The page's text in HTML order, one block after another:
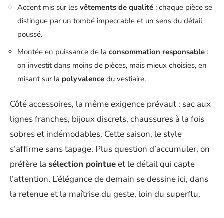
Accent mis sur les vêtements de qualité : chaque pièce se
distingue par un tombé impeccable et un sens du détail
poussé.
Montée en puissance de la consommation responsable :
on investit dans moins de pièces, mais mieux choisies, en
misant sur la polyvalence du vestiaire.
Côté accessoires, la même exigence prévaut : sac aux
lignes franches, bijoux discrets, chaussures à la fois
sobres et indémodables. Cette saison, le style
s’affirme sans tapage. Plus question d’accumuler, on
préfère la sélection pointueet le détail qui capte
l’attention. L’élégance de demain se dessine ici, dans
la retenue et la maîtrise du geste, loin du superflu.